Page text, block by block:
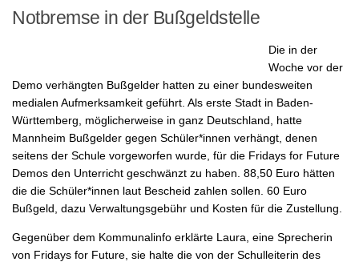
Notbremse in der Bußgeldstelle
Die in der
Woche vor der
Demo verhängten Bußgelder hatten zu einer bundesweiten
medialen Aufmerksamkeit geführt. Als erste Stadt in Baden-
Württemberg, möglicherweise in ganz Deutschland, hatte
Mannheim Bußgelder gegen Schüler*innen verhängt, denen
seitens der Schule vorgeworfen wurde, für die Fridays for Future
Demos den Unterricht geschwänzt zu haben. 88,50 Euro hätten
die die Schüler*innen laut Bescheid zahlen sollen. 60 Euro
Bußgeld, dazu Verwaltungsgebühr und Kosten für die Zustellung.
Gegenüber dem Kommunalinfo erklärte Laura, eine Sprecherin
von Fridays for Future, sie halte die von der Schulleiterin des